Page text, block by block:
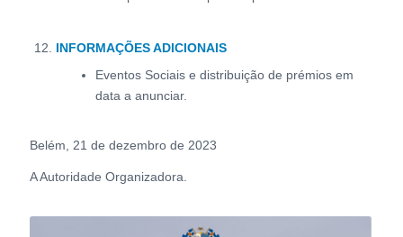
INFORMAÇÕES ADICIONAIS
Eventos Sociais e distribuição de prémios em
data a anunciar.
Belém, 21 de dezembro de 2023
A Autoridade Organizadora.